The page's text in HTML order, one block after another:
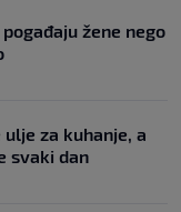
žene nego
za kuhanje, a
svaki dan